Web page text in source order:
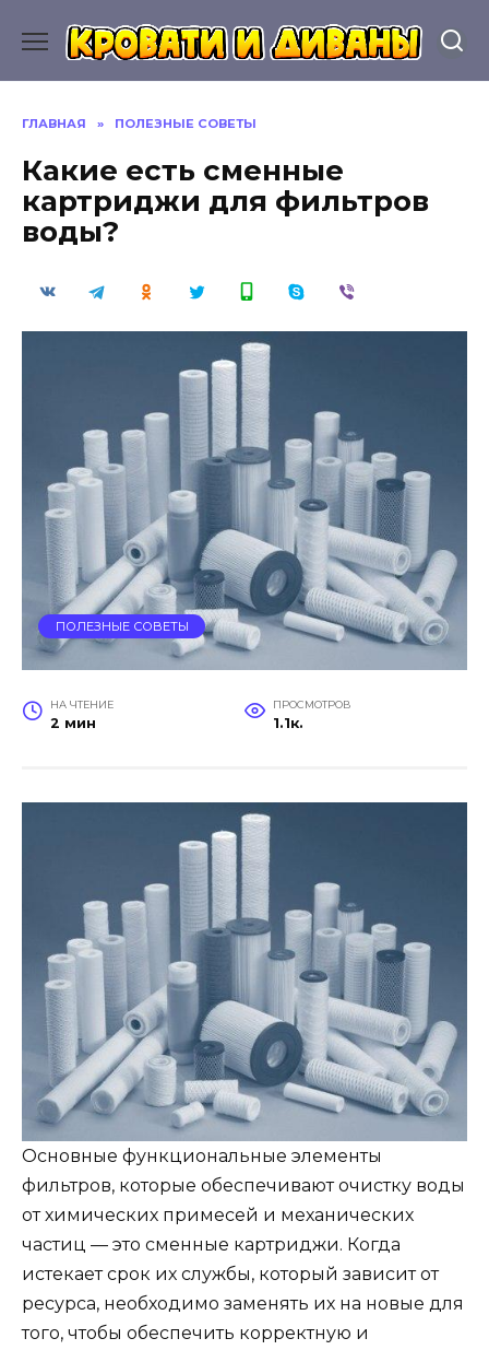
содержанию
ГЛАВНАЯ » ПОЛЕЗНЫЕ СОВЕТЫ
Какие есть сменные
картриджи для фильтров
воды?
ПОЛЕЗНЫЕ СОВЕТЫ
НА ЧТЕНИЕ
2 мин
ПРОСМОТРОВ
1.1к.
Основные функциональные элементы
фильтров, которые обеспечивают очистку воды
от химических примесей и механических
частиц — это сменные картриджи. Когда
истекает срок их службы, который зависит от
ресурса, необходимо заменять их на новые для
того, чтобы обеспечить корректную и